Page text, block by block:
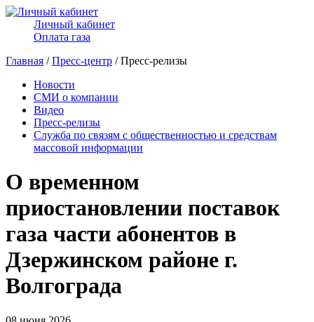
Личный кабинет
Оплата газа
Главная /Пресс-центр / Пресс-релизы
Новости
СМИ о компании
Видео
Пресс-релизы
Служба по связям с общественностью и средствам
массовой информации
О временном
приостановлении поставок
газа части абонентов в
Дзержинском районе г.
Волгограда